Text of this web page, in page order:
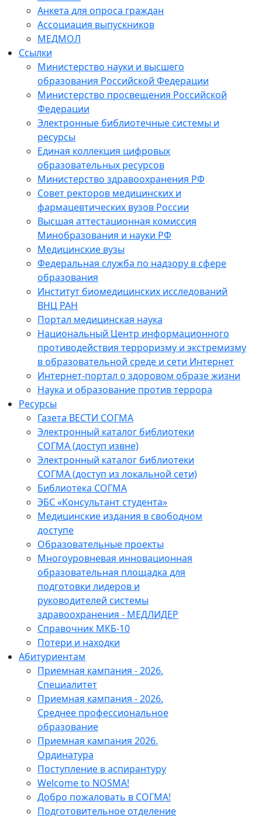
Анкета для опроса граждан
Ассоциация выпускников
МЕДМОЛ
Ссылки
Министерство науки и высшего
образования Российской Федерации
Министерство просвещения Российской
Федерации
Электронные библиотечные системы и
ресурсы
Единая коллекция цифровых
образовательных ресурсов
Министерство здравоохранения РФ
Совет ректоров медицинских и
фармацевтических вузов России
Высшая аттестационная комиссия
Минобразования и науки РФ
Медицинские вузы
Федеральная служба по надзору в сфере
образования
Институт биомедицинских исследований
ВНЦ РАН
Портал медицинская наука
Национальный Центр информационного
противодействия терроризму и экстремизму
в образовательной среде и сети Интернет
Интернет-портал о здоровом образе жизни
Наука и образование против террора
Ресурсы
Газета ВЕСТИ СОГМА
Электронный каталог библиотеки
СОГМА (доступ извне)
Электронный каталог библиотеки
СОГМА (доступ из локальной сети)
Библиотека СОГМА
ЭБС «Консультант студента»
Медицинские издания в свободном
доступе
Образовательные проекты
Многоуровневая инновационная
образовательная площадка для
подготовки лидеров и
руководителей системы
здравоохранения - МЕДЛИДЕР
Справочник МКБ-10
Потери и находки
Абитуриентам
Приемная кампания - 2026.
Специалитет
Приемная кампания - 2026.
Среднее профессиональное
образование
Приемная кампания 2026.
Ординатура
Поступление в аспирантуру
Welcome to NOSMA!
Добро пожаловать в СОГМА!
Подготовительное отделение